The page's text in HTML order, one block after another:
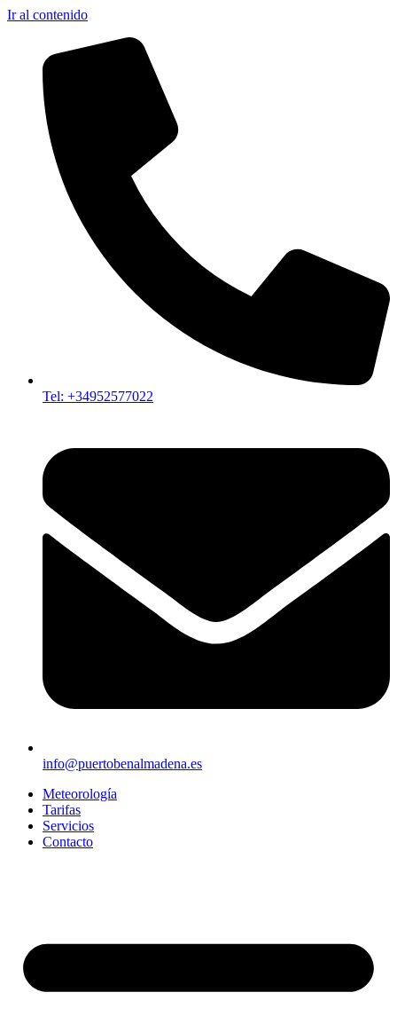
Ir al contenido
Tel: +34952577022
info@puertobenalmadena.es
Meteorología
Tarifas
Servicios
Contacto